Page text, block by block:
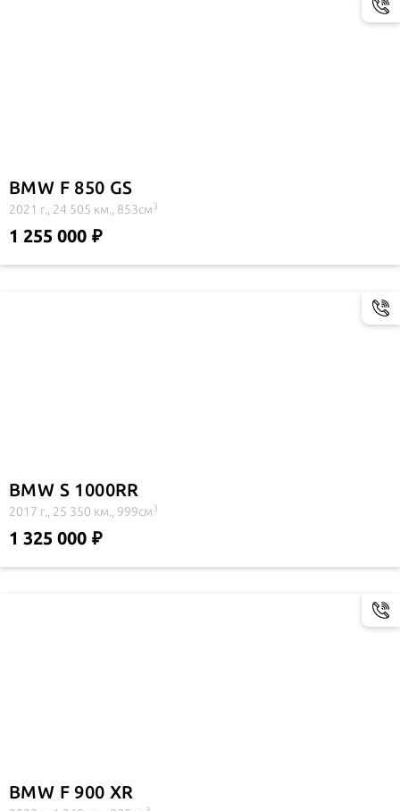
BMW F 850 GS
2021 г., 24 505 км., 853см3
1 255 000
BMW S 1000RR
2017 г., 25 350 км., 999см3
1 325 000
BMW F 900 XR